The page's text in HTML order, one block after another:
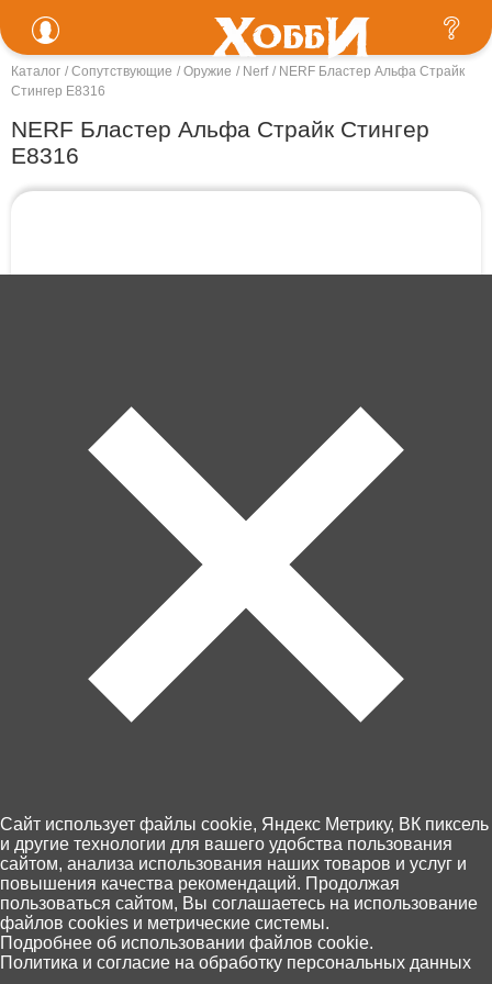
Каталог Сопутствующие Оружие Nerf
NERF Бластер Альфа Страйк
Стингер E8316
NERF Бластер Альфа Страйк Стингер
E8316
1 390 ₽ В корзину
Забрать сегодня!
В наличии в 7 магазинах
Главная Каталог Корзина
0
Избранное Поиск
Cайт использует файлы cookie, Яндекс Метрику, ВК пиксель
и другие технологии для вашего удобства пользования
сайтом, анализа использования наших товаров и услуг и
повышения качества рекомендаций. Продолжая
пользоваться сайтом, Вы соглашаетесь на использование
файлов cookies и метрические системы.
Подробнее об использовании файлов cookie.
Политика и согласие на обработку персональных данных